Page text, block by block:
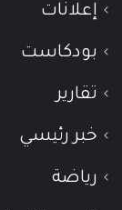
إعلانات
بودكاست
تقارير
خبر رئيسي
رياضة